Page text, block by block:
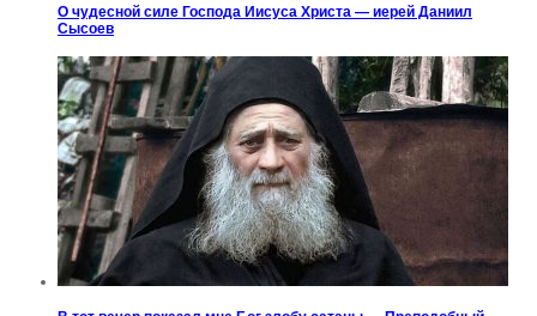
О чудесной силе Господа Иисуса Христа — иерей Даниил
Сысоев